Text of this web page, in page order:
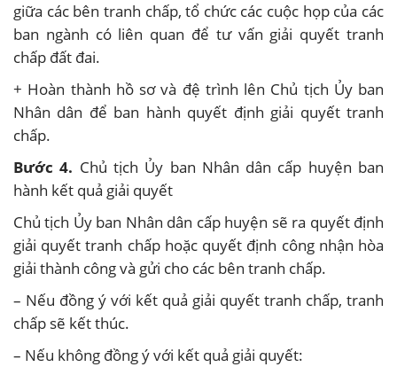
giữa các bên tranh chấp, tổ chức các cuộc họp của các
ban ngành có liên quan để tư vấn giải quyết tranh
chấp đất đai.
+ Hoàn thành hồ sơ và đệ trình lên Chủ tịch Ủy ban
Nhân dân để ban hành quyết định giải quyết tranh
chấp.
Bước 4. Chủ tịch Ủy ban Nhân dân cấp huyện ban
hành kết quả giải quyết
Chủ tịch Ủy ban Nhân dân cấp huyện sẽ ra quyết định
giải quyết tranh chấp hoặc quyết định công nhận hòa
giải thành công và gửi cho các bên tranh chấp.
– Nếu đồng ý với kết quả giải quyết tranh chấp, tranh
chấp sẽ kết thúc.
– Nếu không đồng ý với kết quả giải quyết: